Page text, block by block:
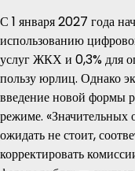
С 1 января 2027 года
использованию
услуг ЖКХ и 0,3% для
пользу юрлиц. Однако
введение новой формы
режиме. «Значительных
ожидать не стоит,
корректировать